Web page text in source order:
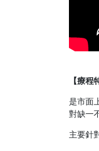
【療程
是市面
對缺一
主要針